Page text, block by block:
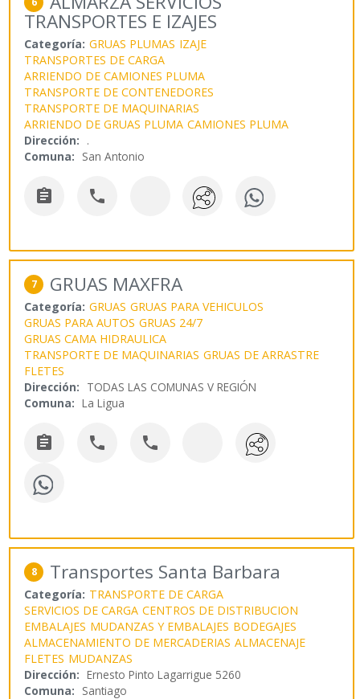
TRANSPORTES E IZAJES
Categoría: GRUAS PLUMAS IZAJE
TRANSPORTES DE CARGA
ARRIENDO DE CAMIONES PLUMA
TRANSPORTE DE CONTENEDORES
TRANSPORTE DE MAQUINARIAS
ARRIENDO DE GRUAS PLUMA CAMIONES PLUMA
Dirección: .
Comuna: San Antonio
 
7 GRUAS MAXFRA
Categoría: GRUAS GRUAS PARA VEHICULOS
GRUAS PARA AUTOS GRUAS 24/7
GRUAS CAMA HIDRAULICA
TRANSPORTE DE MAQUINARIAS GRUAS DE ARRASTRE
FLETES
Dirección: TODAS LAS COMUNAS V REGIÓN
Comuna: La Ligua
  
8 Transportes Santa Barbara
Categoría: TRANSPORTE DE CARGA
SERVICIOS DE CARGA CENTROS DE DISTRIBUCION
EMBALAJES MUDANZAS Y EMBALAJES BODEGAJES
ALMACENAMIENTO DE MERCADERIAS ALMACENAJE
FLETES MUDANZAS
Dirección: Ernesto Pinto Lagarrigue 5260
Comuna: Santiago